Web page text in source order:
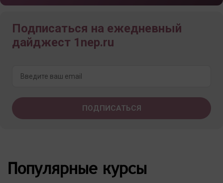
Подписаться на ежедневный
дайджест 1nep.ru
Популярные курсы